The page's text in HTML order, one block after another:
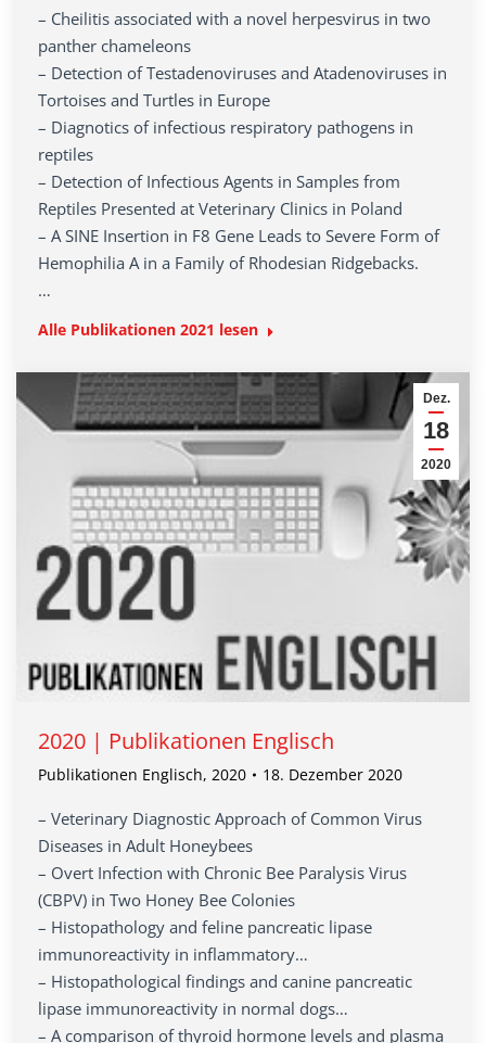
– Cheilitis associated with a novel herpesvirus in two
panther chameleons
– Detection of Testadenoviruses and Atadenoviruses in
Tortoises and Turtles in Europe
– Diagnotics of infectious respiratory pathogens in
reptiles
– Detection of Infectious Agents in Samples from
Reptiles Presented at Veterinary Clinics in Poland
– A SINE Insertion in F8 Gene Leads to Severe Form of
Hemophilia A in a Family of Rhodesian Ridgebacks.
…
Alle Publikationen 2021 lesen
Dez.
18
2020
2020 | Publikationen Englisch
Publikationen Englisch, 2020 18. Dezember 2020
– Veterinary Diagnostic Approach of Common Virus
Diseases in Adult Honeybees
– Overt Infection with Chronic Bee Paralysis Virus
(CBPV) in Two Honey Bee Colonies
– Histopathology and feline pancreatic lipase
immunoreactivity in inflammatory…
– Histopathological findings and canine pancreatic
lipase immunoreactivity in normal dogs…
– A comparison of thyroid hormone levels and plasma